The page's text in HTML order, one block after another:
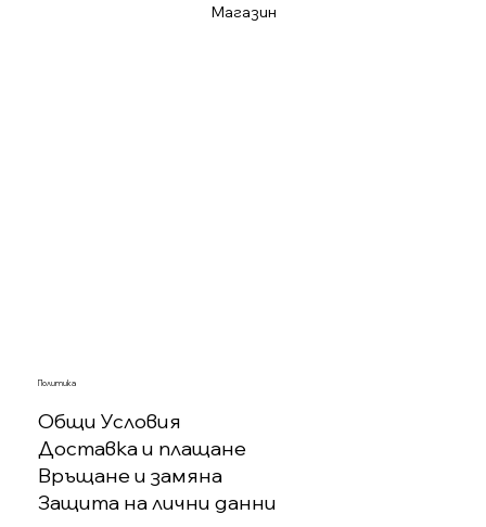
Магазин
Политика
Общи Условия
Доставка и плащане
Връщане и замяна
Защита на лични данни